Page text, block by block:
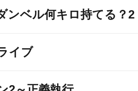
ンベル何キロ持てる？2
イブ